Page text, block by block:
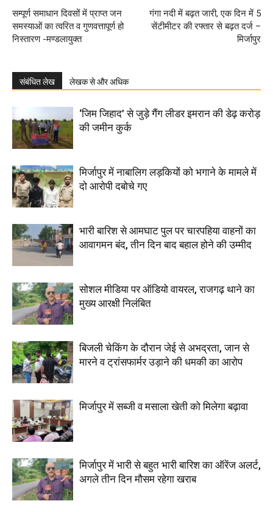
सम्पूर्ण समाधान दिवसों में प्राप्त जन
समस्याओं का त्वरित व गुणवत्तापूर्ण हो
निस्तारण -मण्डलायुक्त
गंगा नदी में बढ़त जारी, एक दिन में 5
सेंटीमीटर की रफ्तार से बढ़त दर्ज –
मिर्जापुर
संबंधित लेख लेखक से और अधिक
‘जिम जिहाद’ से जुड़े गैंग लीडर इमरान की डेढ़ करोड़
की जमीन कुर्क
मिर्जापुर में नाबालिग लड़कियों को भगाने के मामले में
दो आरोपी दबोचे गए
भारी बारिश से आमघाट पुल पर चारपहिया वाहनों का
आवागमन बंद, तीन दिन बाद बहाल होने की उम्मीद
सोशल मीडिया पर ऑडियो वायरल, राजगढ़ थाने का
मुख्य आरक्षी निलंबित
बिजली चेकिंग के दौरान जेई से अभद्रता, जान से
मारने व ट्रांसफार्मर उड़ाने की धमकी का आरोप
मिर्जापुर में सब्जी व मसाला खेती को मिलेगा बढ़ावा
मिर्जापुर में भारी से बहुत भारी बारिश का ऑरेंज अलर्ट,
अगले तीन दिन मौसम रहेगा खराब